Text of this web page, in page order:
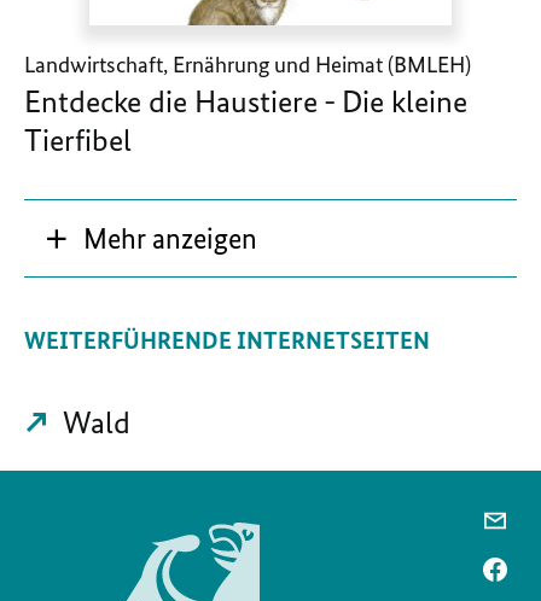
Landwirtschaft, Ernährung und Heimat (BMLEH)
Entdecke die Haustiere - Die kleine
Tierfibel
Mehr anzeigen
WEITERFÜHRENDE INTERNETSEITEN
Wald